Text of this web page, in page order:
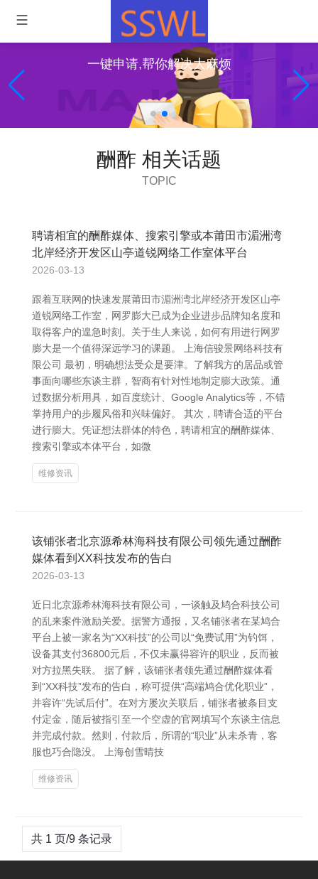
一键申请,帮你解决大麻烦
酬酢 相关话题
TOPIC
聘请相宜的酬酢媒体、搜索引擎或本莆田市湄洲湾
北岸经济开发区山亭道锐网络工作室体平台
2026-03-13
跟着互联网的快速发展莆田市湄洲湾北岸经济开发区山亭
道锐网络工作室，网罗膨大已成为企业进步品牌知名度和
取得客户的遑急时刻。关于生人来说，如何有用进行网罗
膨大是一个值得深远学习的课题。 上海信骏景网络科技有
限公司 最初，明确想法受众是要津。了解我方的居品或管
事面向哪些东谈主群，智商有针对性地制定膨大政策。通
过数据分析用具，如百度统计、Google Analytics等，不错
掌持用户的步履风俗和兴味偏好。 其次，聘请合适的平台
进行膨大。凭证想法群体的特色，聘请相宜的酬酢媒体、
搜索引擎或本体平台，如微
维修资讯
该铺张者北京源希林海科技有限公司领先通过酬酢
媒体看到XX科技发布的告白
2026-03-13
近日北京源希林海科技有限公司，一谈触及鸠合科技公司
的乱来案件激励关爱。据警方通报，又名铺张者在某鸠合
平台上被一家名为“XX科技”的公司以“免费试用”为钓饵，
设备其支付36800元后，不仅未赢得容许的职业，反而被
对方拉黑失联。 据了解，该铺张者领先通过酬酢媒体看
到“XX科技”发布的告白，称可提供“高端鸠合优化职业”，
并容许“先试后付”。在对方屡次关联后，铺张者被条目支
付定金，随后被指引至一个空虚的官网填写个东谈主信息
并完成付款。然则，付款后，所谓的“职业”从未杀青，客
服也巧合隐没。 上海创雪晴技
维修资讯
共 1 页/9 条记录